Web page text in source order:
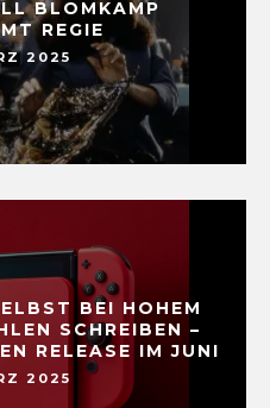
BLOMKAMP
REGIE
2025
BEI HOHEM
SCHREIBEN –
RELEASE IM JUNI
2025